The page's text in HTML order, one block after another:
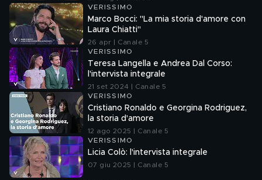
VERISSIMO
Marco Bocci: "La mia storia d'amore con
Laura Chiatti"
26 apr | Canale 5
VERISSIMO
Teresa Langella e Andrea Dal Corso:
l'intervista integrale
21 set 2024 | Canale 5
VERISSIMO
Cristiano Ronaldo e Georgina Rodriguez,
la storia d'amore
12 ago 2025 | Canale 5
VERISSIMO
Licia Colò: l'intervista integrale
07 giu 2025 | Canale 5